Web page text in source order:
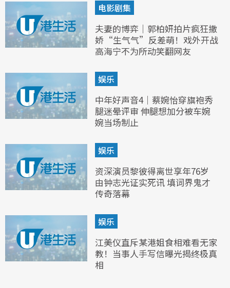
电影剧集
夫妻的博弈｜郭柏妍拍片疯狂撒
娇“生气气”反差萌！戏外开战
高海宁不为所动笑翻网友
娱乐
中年好声音4｜蔡婉怡穿旗袍秀
腿迷晕评审 伸腿想加分被车婉
婉当场制止
娱乐
资深演员黎彼得离世享年76岁
由钟志光证实死讯 填词界鬼才
传奇落幕
娱乐
江美仪直斥某港姐食相难看无家
教！当事人手写信曝光揭终极真
相